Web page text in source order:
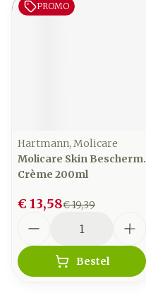
PROMO
Hartmann, Molicare
Molicare Skin Bescherm.
Crème 200ml
€ 19,39
€ 13,58
Bestel